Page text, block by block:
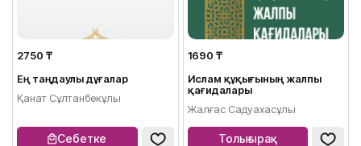
2750 ₸
Ең таңдаулы дұғалар
Қанат Сұлтанбекұлы
Себетке
1690 ₸
Ислам құқығының жалпы
қағидалары
Жалғас Садуахасұлы
Толығырақ